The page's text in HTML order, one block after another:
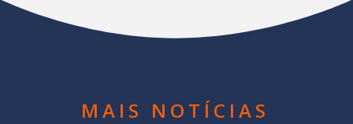
MAIS NOTÍCIAS